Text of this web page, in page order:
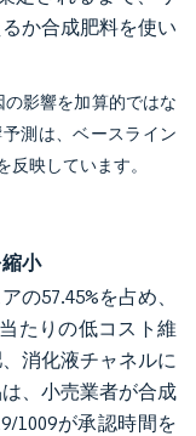
か合成肥料を使い
影響を加算的ではな
測は、ベースライン
映しています。
小
の57.45%を占め、
たりの低コスト維
消化液チャネルに
、小売業者が合成
1009が承認時間を